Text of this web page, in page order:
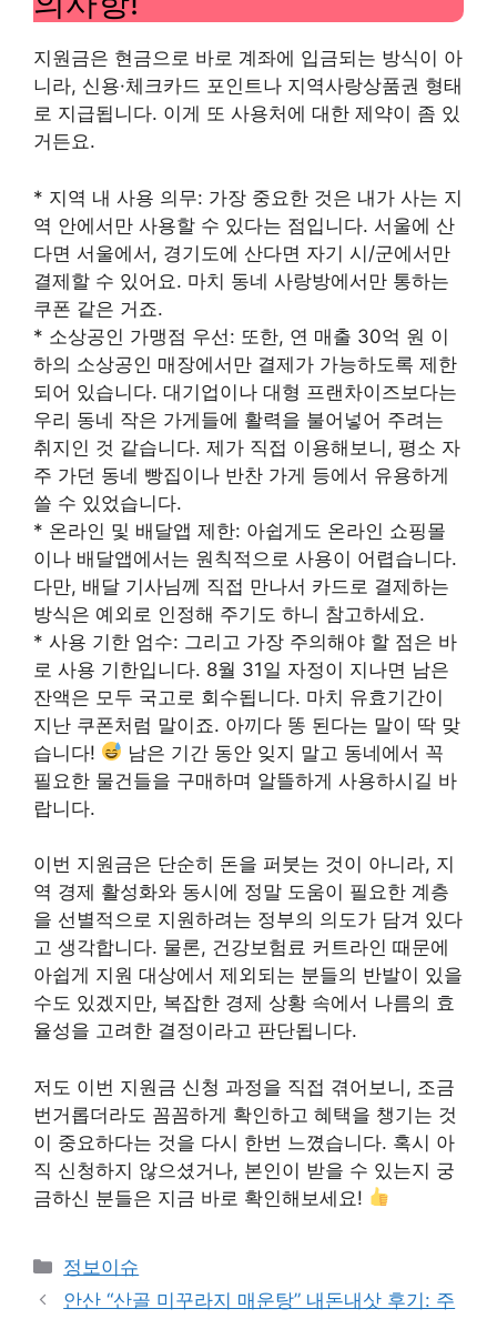
지원금은 현금으로 바로 계좌에 입금되는 방식이 아
니라, 신용·체크카드 포인트나 지역사랑상품권 형태
로 지급됩니다. 이게 또 사용처에 대한 제약이 좀 있
거든요.
* 지역 내 사용 의무: 가장 중요한 것은 내가 사는 지
역 안에서만 사용할 수 있다는 점입니다. 서울에 산
다면 서울에서, 경기도에 산다면 자기 시/군에서만
결제할 수 있어요. 마치 동네 사랑방에서만 통하는
쿠폰 같은 거죠.
* 소상공인 가맹점 우선: 또한, 연 매출 30억 원 이
하의 소상공인 매장에서만 결제가 가능하도록 제한
되어 있습니다. 대기업이나 대형 프랜차이즈보다는
우리 동네 작은 가게들에 활력을 불어넣어 주려는
취지인 것 같습니다. 제가 직접 이용해보니, 평소 자
주 가던 동네 빵집이나 반찬 가게 등에서 유용하게
쓸 수 있었습니다.
* 온라인 및 배달앱 제한: 아쉽게도 온라인 쇼핑몰
이나 배달앱에서는 원칙적으로 사용이 어렵습니다.
다만, 배달 기사님께 직접 만나서 카드로 결제하는
방식은 예외로 인정해 주기도 하니 참고하세요.
* 사용 기한 엄수: 그리고 가장 주의해야 할 점은 바
로 사용 기한입니다. 8월 31일 자정이 지나면 남은
잔액은 모두 국고로 회수됩니다. 마치 유효기간이
지난 쿠폰처럼 말이죠. 아끼다 똥 된다는 말이 딱 맞
습니다!
남은 기간 동안 잊지 말고 동네에서 꼭
필요한 물건들을 구매하며 알뜰하게 사용하시길 바
랍니다.
이번 지원금은 단순히 돈을 퍼붓는 것이 아니라, 지
역 경제 활성화와 동시에 정말 도움이 필요한 계층
을 선별적으로 지원하려는 정부의 의도가 담겨 있다
고 생각합니다. 물론, 건강보험료 커트라인 때문에
아쉽게 지원 대상에서 제외되는 분들의 반발이 있을
수도 있겠지만, 복잡한 경제 상황 속에서 나름의 효
율성을 고려한 결정이라고 판단됩니다.
저도 이번 지원금 신청 과정을 직접 겪어보니, 조금
번거롭더라도 꼼꼼하게 확인하고 혜택을 챙기는 것
이 중요하다는 것을 다시 한번 느꼈습니다. 혹시 아
직 신청하지 않으셨거나, 본인이 받을 수 있는지 궁
금하신 분들은 지금 바로 확인해보세요!
Categories
정보이슈
안산 “산골 미꾸라지 매운탕” 내돈내삿 후기: 주